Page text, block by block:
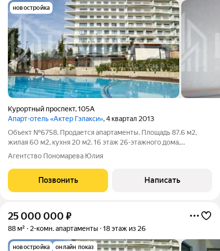
новостройка
Курортный проспект,105А
Апарт-отель «Актер Гэлакси», 4 квартал 2013
Объект №6758. Продается апартаменты. Площадь 87.6 м2,
жилая 60 м2, кухня 20 м2. 16 этаж 26-этажного дома,
монолитный, год постройки 2014. Пассажирский лифт, есть
балкон, совмещенный санузел, центральное отопление,
ремонт дизайнерский. Можно купить в
Агентство Пономарева Юлия
Позвонить Написать
25 000 000 ₽
88 м² 2-комн. апартаменты 18 этаж из 26
новостройка онлайн показ